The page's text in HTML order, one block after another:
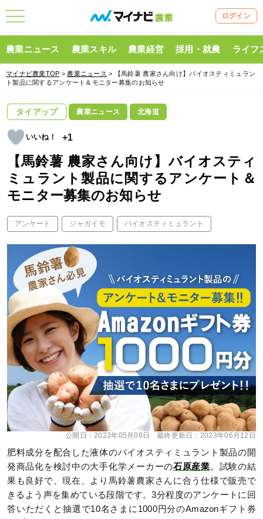
ログイン
農業ニュース 農業スキル 農業経営 採用・就農 ライフ
マイナビ農業TOP > 農業ニュース > 【馬鈴薯 農家さん向け】バイオスティミュラン
ト製品に関するアンケート＆モニター募集のお知らせ
タイアップ 農業ニュース 北海道
+1
【馬鈴薯 農家さん向け】バイオスティ
ミュラント製品に関するアンケート＆
モニター募集のお知らせ
アンケート ジャガイモ バイオスティミュラント
公開日：2023年05月08日 最終更新日： 2023年06月12日
肥料成分を配合した液体のバイオスティミュラント製品の開
発商品化を検討中の大手化学メーカーの石原産業。試験の結
果も良好で、現在、より馬鈴薯農家さんに合う仕様で販売で
きるよう声を集めている段階です。3分程度のアンケートに回
答いただくと抽選で10名さまに1000円分のAmazonギフト券